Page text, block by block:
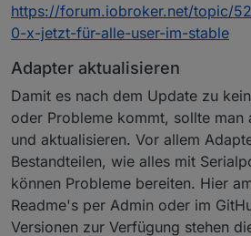
https://forum.iobroker.net/topic/
0-x-jetzt-für-alle-user-im-stable
Adapter aktualisieren
Damit es nach dem Update zu
oder Probleme kommt, sollte man
und aktualisieren. Vor allem
Bestandteilen, wie alles mit
können Probleme bereiten. Hier
Readme's per Admin oder im
Versionen zur Verfügung stehen